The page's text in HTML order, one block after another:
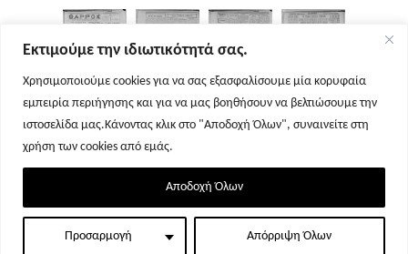
Εκτιμούμε την ιδιωτικότητά σας.
Χρησιμοποιούμε cookies για να σας εξασφαλίσουμε μία κορυφαία
εμπειρία περιήγησης και για να μας βοηθήσουν να βελτιώσουμε την
ιστοσελίδα μας.Κάνοντας κλικ στο "Αποδοχή Όλων", συναινείτε στη
χρήση των cookies από εμάς.
Προσαρμογή Απόρριψη Όλων
Αποδοχή Όλων
Σελίδα 1 Σελίδα 2 Σελίδα 3 Σελίδα 4